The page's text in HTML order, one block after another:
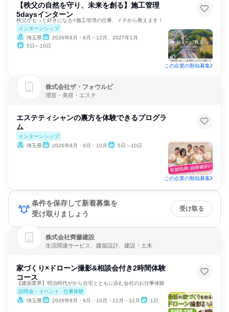
【秩父の自然を守り、未来を創る】施工管理
5daysインターン
秩父がもっと好きになる⭐施工管理の仕事、イチから教えます！
インターンシップ
埼玉県
2026年8月・9月・12月、2027年1月
5日～10日
この企業の類似募集
株式会社ザ・フォウルビ
理容・美容・エステ
エステティシャンの裏方を体験できるプログラ
ム
インターンシップ
埼玉県
2026年8月・9月・10月 5日～10日
この企業の類似募集
条件を保存して新着募集を
受け取りましょう
受け取る
株式会社齊藤建設
生活関連サービス、建築設計、建設・土木
家づくり×ドローン撮影&相談会付き2時間体験
コース
【建築業界】明治時代がから住宅とともに歩む会社のお仕事体験
説明会・イベント
仕事体験
埼玉県
2026年8月・9月・10月・11月・12月 1日